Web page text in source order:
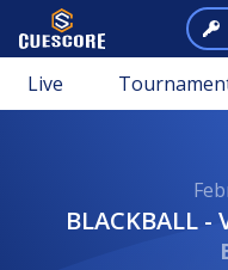
Live
BLACKBALL